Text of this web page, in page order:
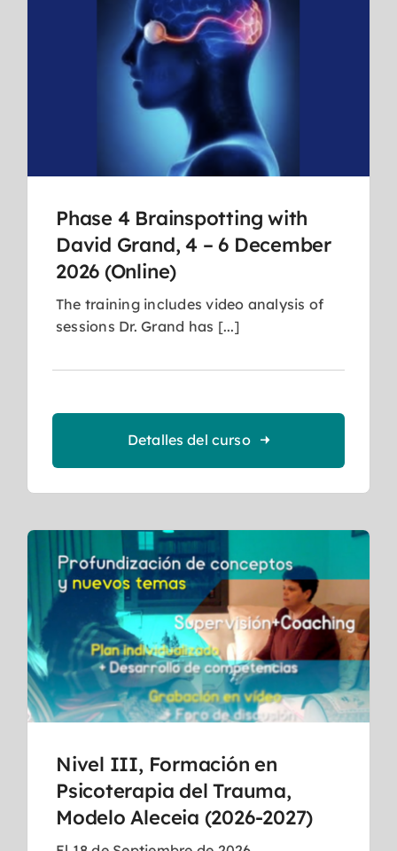
Phase 4 Brainspotting with
David Grand, 4 – 6 December
2026 (Online)
The training includes video analysis of
sessions Dr. Grand has [...]
Detalles del curso
Nivel III, Formación en
Psicoterapia del Trauma,
Modelo Aleceia (2026-2027)